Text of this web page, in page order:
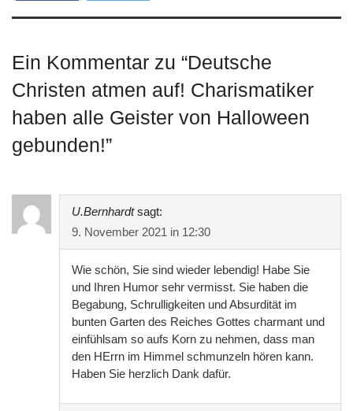
teilen twittern
Ein Kommentar zu “Deutsche
Christen atmen auf! Charismatiker
haben alle Geister von Halloween
gebunden!”
U.Bernhardt sagt:
9. November 2021 in 12:30
Wie schön, Sie sind wieder lebendig! Habe Sie
und Ihren Humor sehr vermisst. Sie haben die
Begabung, Schrulligkeiten und Absurdität im
bunten Garten des Reiches Gottes charmant und
einfühlsam so aufs Korn zu nehmen, dass man
den HErrn im Himmel schmunzeln hören kann.
Haben Sie herzlich Dank dafür.